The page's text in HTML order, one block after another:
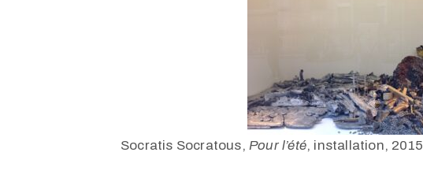
Socratis Socratous,Pour l’été, installation,